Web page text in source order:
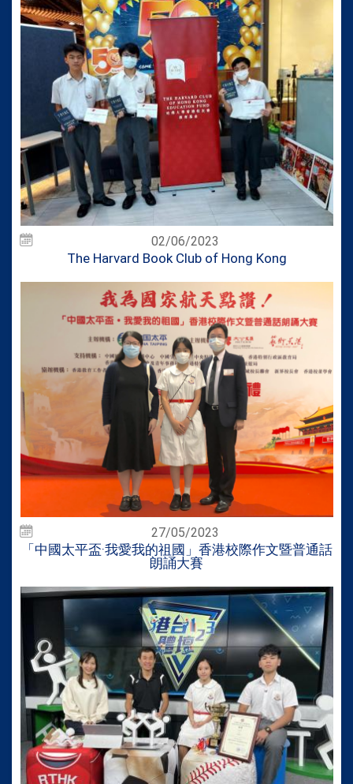
02/06/2023
The Harvard Book Club of Hong Kong
27/05/2023
「中國太平盃·我愛我的祖國」香港校際作文暨普通話
朗誦大賽